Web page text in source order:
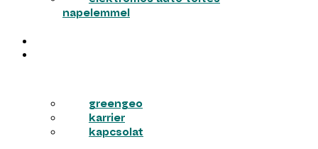
napelemmel
greengeo
karrier
kapcsolat